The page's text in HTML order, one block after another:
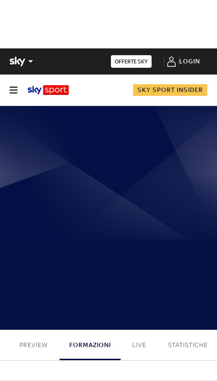
OFFERTE SKY LOGIN
SKY SPORT INSIDER
PREVIEW FORMAZIONI LIVE STATISTICHE